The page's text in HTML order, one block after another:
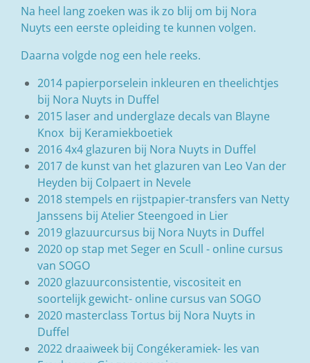
Na heel lang zoeken was ik zo blij om bij Nora
Nuyts een eerste opleiding te kunnen volgen.
Daarna volgde nog een hele reeks.
2014 papierporselein inkleuren en theelichtjes
bij Nora Nuyts in Duffel
2015 laser and underglaze decals van Blayne
Knox bij Keramiekboetiek
2016 4x4 glazuren bij Nora Nuyts in Duffel
2017 de kunst van het glazuren van Leo Van der
Heyden bij Colpaert in Nevele
2018 stempels en rijstpapier-transfers van Netty
Janssens bij Atelier Steengoed in Lier
2019 glazuurcursus bij Nora Nuyts in Duffel
2020 op stap met Seger en Scull - online cursus
van SOGO
2020 glazuurconsistentie, viscositeit en
soortelijk gewicht- online cursus van SOGO
2020 masterclass Tortus bij Nora Nuyts in
Duffel
2022 draaiweek bij Congékeramiek- les van